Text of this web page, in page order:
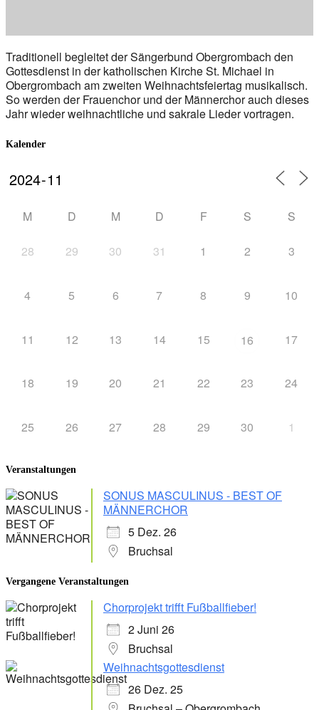
Traditionell begleitet der Sängerbund Obergrombach den
Gottesdienst in der katholischen Kirche St. Michael in
Obergrombach am zweiten Weihnachtsfeiertag musikalisch.
So werden der Frauenchor und der Männerchor auch dieses
Jahr wieder weihnachtliche und sakrale Lieder vortragen.
Kalender
M D M D F S S
28 29 30 31 1 2 3
4 5 6 7 8 9 10
11 12 13 14 15 16 17
18 19 20 21 22 23 24
25 26 27 28 29 30 1
Veranstaltungen
SONUS MASCULINUS - BEST OF
MÄNNERCHOR
5 Dez. 26
Bruchsal
Vergangene Veranstaltungen
Chorprojekt trifft Fußballfieber!
2 Juni 26
Bruchsal
Weihnachtsgottesdienst
26 Dez. 25